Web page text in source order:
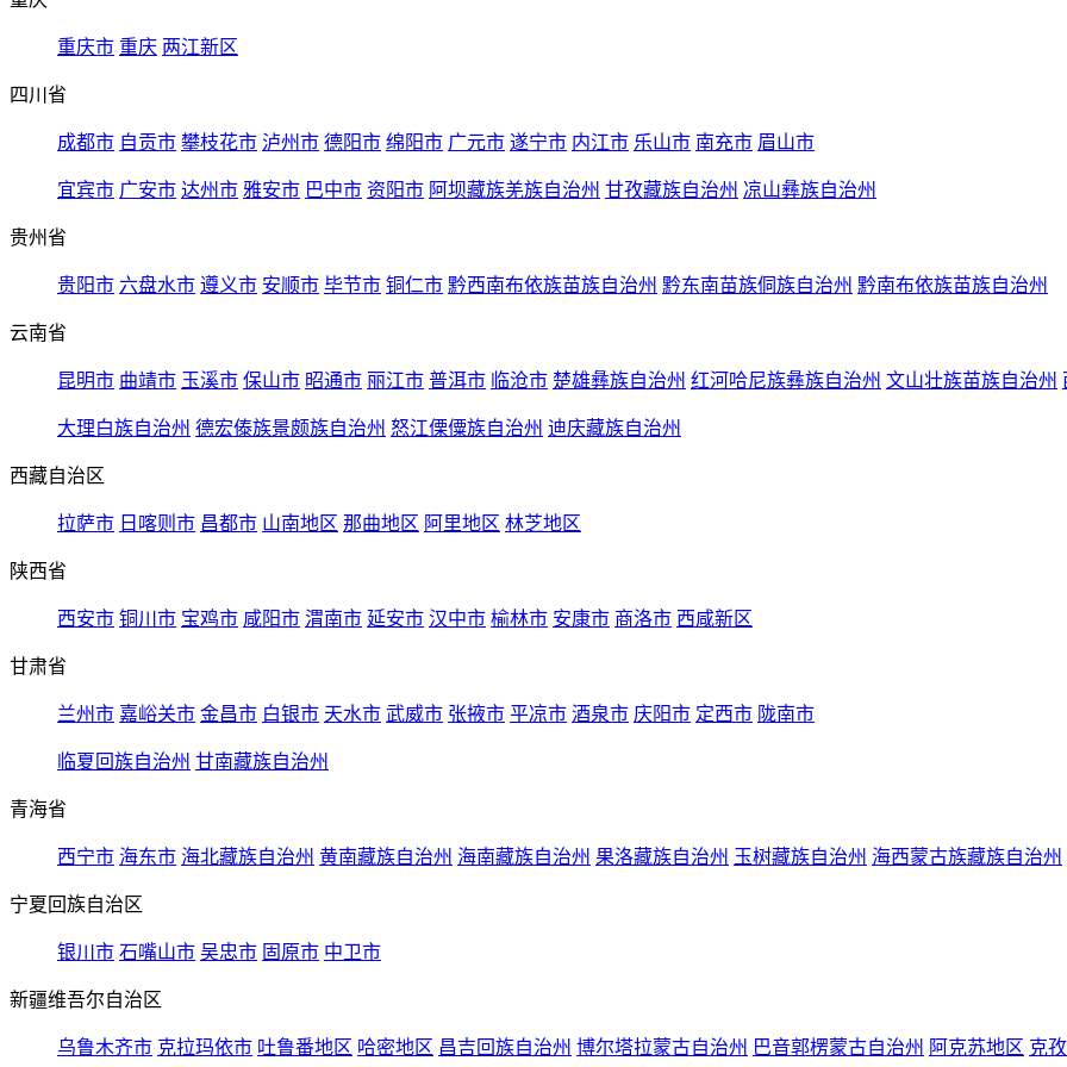
重庆市 重庆 两江新区
四川省
成都市 自贡市 攀枝花市 泸州市 德阳市 绵阳市 广元市 遂宁市 内江市 乐山市 南充市 眉山市
宜宾市 广安市 达州市 雅安市 巴中市 资阳市 阿坝藏族羌族自治州 甘孜藏族自治州 凉山彝族自治州
贵州省
贵阳市 六盘水市 遵义市 安顺市 毕节市 铜仁市 黔西南布依族苗族自治州 黔东南苗族侗族自治州 黔南布依族苗族自治州
云南省
昆明市 曲靖市 玉溪市 保山市 昭通市 丽江市 普洱市 临沧市 楚雄彝族自治州 红河哈尼族彝族自治州 文山壮族苗族自治州
大理白族自治州 德宏傣族景颇族自治州 怒江傈僳族自治州 迪庆藏族自治州
西藏自治区
拉萨市 日喀则市 昌都市 山南地区 那曲地区 阿里地区 林芝地区
陕西省
西安市 铜川市 宝鸡市 咸阳市 渭南市 延安市 汉中市 榆林市 安康市 商洛市 西咸新区
甘肃省
兰州市 嘉峪关市 金昌市 白银市 天水市 武威市 张掖市 平凉市 酒泉市 庆阳市 定西市 陇南市
临夏回族自治州 甘南藏族自治州
青海省
西宁市 海东市 海北藏族自治州 黄南藏族自治州 海南藏族自治州 果洛藏族自治州 玉树藏族自治州 海西蒙古族藏族自治州
宁夏回族自治区
银川市 石嘴山市 吴忠市 固原市 中卫市
新疆维吾尔自治区
乌鲁木齐市 克拉玛依市 吐鲁番地区 哈密地区 昌吉回族自治州 博尔塔拉蒙古自治州 巴音郭楞蒙古自治州 阿克苏地区 克